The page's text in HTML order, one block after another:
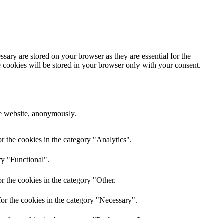
are stored on your browser as they are essential for the
will be stored in your browser only with your consent.
website, anonymously.
the cookies in the category "Analytics".
"Functional".
the cookies in the category "Other.
the cookies in the category "Necessary".